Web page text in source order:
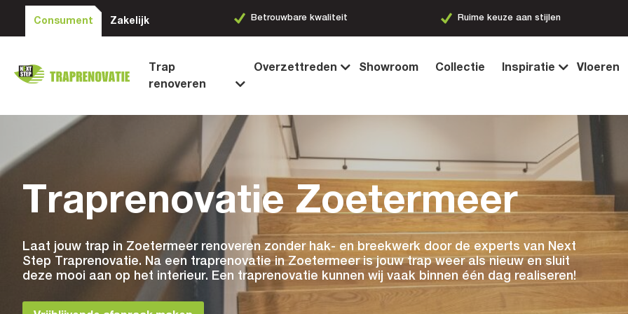
Consument Zakelijk
Betrouwbare kwaliteit Ruime keuze aan stijlen Snel en vakkundig
…
Trap
renoveren
Overzettreden Showroom Collectie Inspiratie Vloeren
Traprenovatie Zoetermeer
Laat jouw trap in Zoetermeer renoveren zonder hak- en breekwerk door de experts van Next
Step Traprenovatie. Na een traprenovatie in Zoetermeer is jouw trap weer als nieuw en sluit
deze mooi aan op het interieur. Een traprenovatie kunnen wij vaak binnen één dag realiseren!